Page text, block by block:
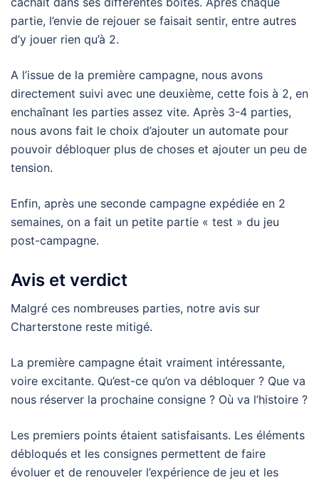
partie, l’envie de rejouer se faisait sentir, entre autres
d’y jouer rien qu’à 2.
A l’issue de la première campagne, nous avons
directement suivi avec une deuxième, cette fois à 2, en
enchaînant les parties assez vite. Après 3-4 parties,
nous avons fait le choix d’ajouter un automate pour
pouvoir débloquer plus de choses et ajouter un peu de
tension.
Enfin, après une seconde campagne expédiée en 2
semaines, on a fait un petite partie « test » du jeu
post-campagne.
Avis et verdict
Malgré ces nombreuses parties, notre avis sur
Charterstone reste mitigé.
La première campagne était vraiment intéressante,
voire excitante. Qu’est-ce qu’on va débloquer ? Que va
nous réserver la prochaine consigne ? Où va l’histoire ?
Les premiers points étaient satisfaisants. Les éléments
débloqués et les consignes permettent de faire
évoluer et de renouveler l’expérience de jeu et les